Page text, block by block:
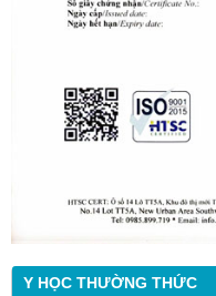
Y HỌC THƯỜNG THỨC